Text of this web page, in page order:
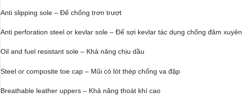
Anti slipping sole – Đế chống trơn trượt
Anti perforation steel or kevlar sole – Đế sợi kevlar tác dụng chống đâm xuyên
Oil and fuel resistant sole – Khả năng chịu dầu
Steel or composite toe cap – Mũi có lót thép chống va đập
Breathable leather uppers – Khả năng thoát khí cao